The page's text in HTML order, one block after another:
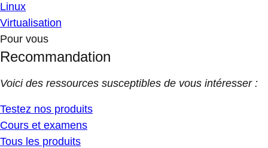
Linux
Virtualisation
Pour vous
Recommandation
Voici des ressources susceptibles de vous intéresser :
Testez nos produits
Cours et examens
Tous les produits